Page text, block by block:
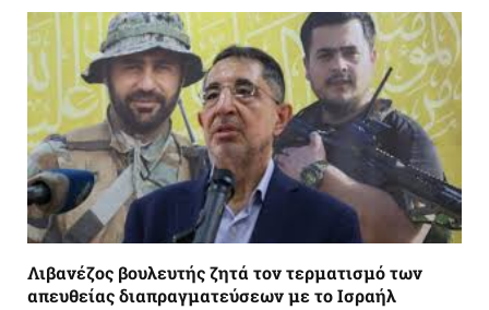
Λιβανέζος βουλευτής ζητά τον τερματισμό των
απευθείας διαπραγματεύσεων με το Ισραήλ